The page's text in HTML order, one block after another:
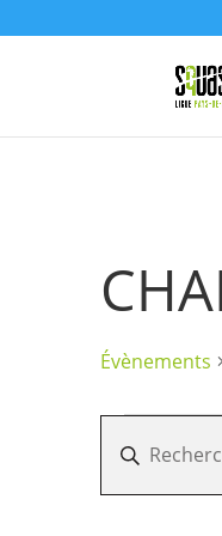
Évènements
et
Saisir
mot-
clé.